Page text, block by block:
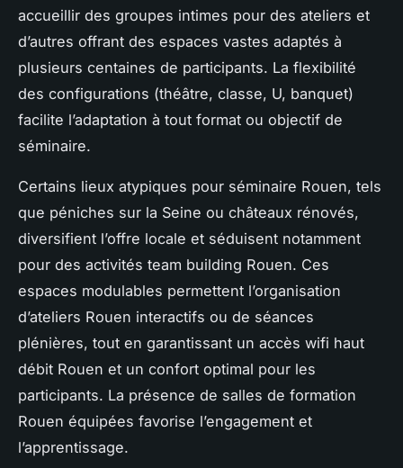
accueillir des groupes intimes pour des ateliers et
d’autres offrant des espaces vastes adaptés à
plusieurs centaines de participants. La flexibilité
des configurations (théâtre, classe, U, banquet)
facilite l’adaptation à tout format ou objectif de
séminaire.
Certains lieux atypiques pour séminaire Rouen, tels
que péniches sur la Seine ou châteaux rénovés,
diversifient l’offre locale et séduisent notamment
pour des activités team building Rouen. Ces
espaces modulables permettent l’organisation
d’ateliers Rouen interactifs ou de séances
plénières, tout en garantissant un accès wifi haut
débit Rouen et un confort optimal pour les
participants. La présence de salles de formation
Rouen équipées favorise l’engagement et
l’apprentissage.